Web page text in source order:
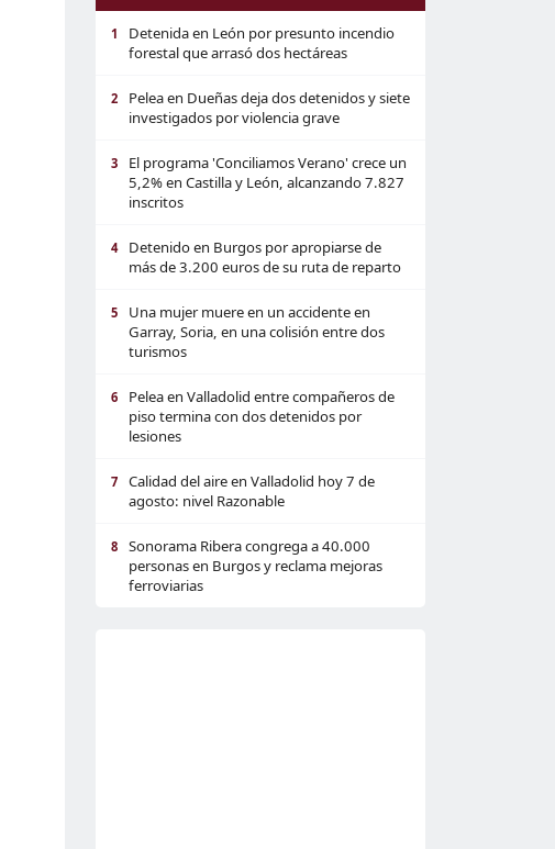
1
Detenida en León por presunto incendio
forestal que arrasó dos hectáreas
2
Pelea en Dueñas deja dos detenidos y siete
investigados por violencia grave
3
El programa 'Conciliamos Verano' crece un
5,2% en Castilla y León, alcanzando 7.827
inscritos
4
Detenido en Burgos por apropiarse de
más de 3.200 euros de su ruta de reparto
5
Una mujer muere en un accidente en
Garray, Soria, en una colisión entre dos
turismos
6
Pelea en Valladolid entre compañeros de
piso termina con dos detenidos por
lesiones
7
Calidad del aire en Valladolid hoy 7 de
agosto: nivel Razonable
8
Sonorama Ribera congrega a 40.000
personas en Burgos y reclama mejoras
ferroviarias